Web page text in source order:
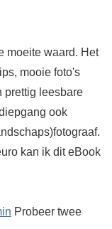
moeite waard. Het
mooie foto's
prettig leesbare
ook
kan ik dit eBook
Probeer twee